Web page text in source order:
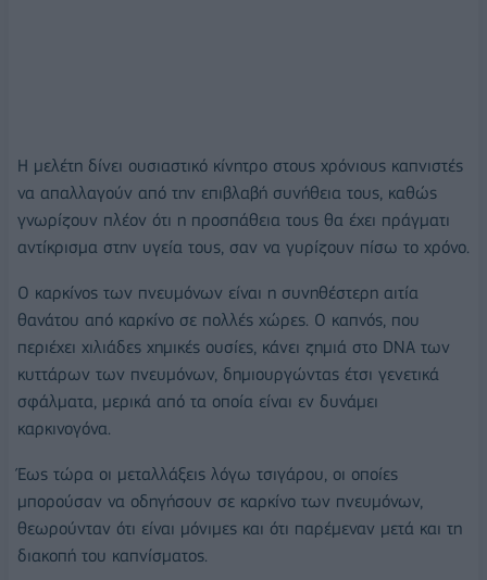
Η μελέτη δίνει ουσιαστικό κίνητρο στους χρόνιους καπνιστές
να απαλλαγούν από την επιβλαβή συνήθεια τους, καθώς
γνωρίζουν πλέον ότι η προσπάθεια τους θα έχει πράγματι
αντίκρισμα στην υγεία τους, σαν να γυρίζουν πίσω το χρόνο.
Ο καρκίνος των πνευμόνων είναι η συνηθέστερη αιτία
θανάτου από καρκίνο σε πολλές χώρες. Ο καπνός, που
περιέχει χιλιάδες χημικές ουσίες, κάνει ζημιά στο DNA των
κυττάρων των πνευμόνων, δημιουργώντας έτσι γενετικά
σφάλματα, μερικά από τα οποία είναι εν δυνάμει
καρκινογόνα.
Έως τώρα οι μεταλλάξεις λόγω τσιγάρου, οι οποίες
μπορούσαν να οδηγήσουν σε καρκίνο των πνευμόνων,
θεωρούνταν ότι είναι μόνιμες και ότι παρέμεναν μετά και τη
διακοπή του καπνίσματος.